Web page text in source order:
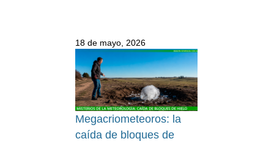
18 de mayo, 2026
Megacriometeoros: la
caída de bloques de